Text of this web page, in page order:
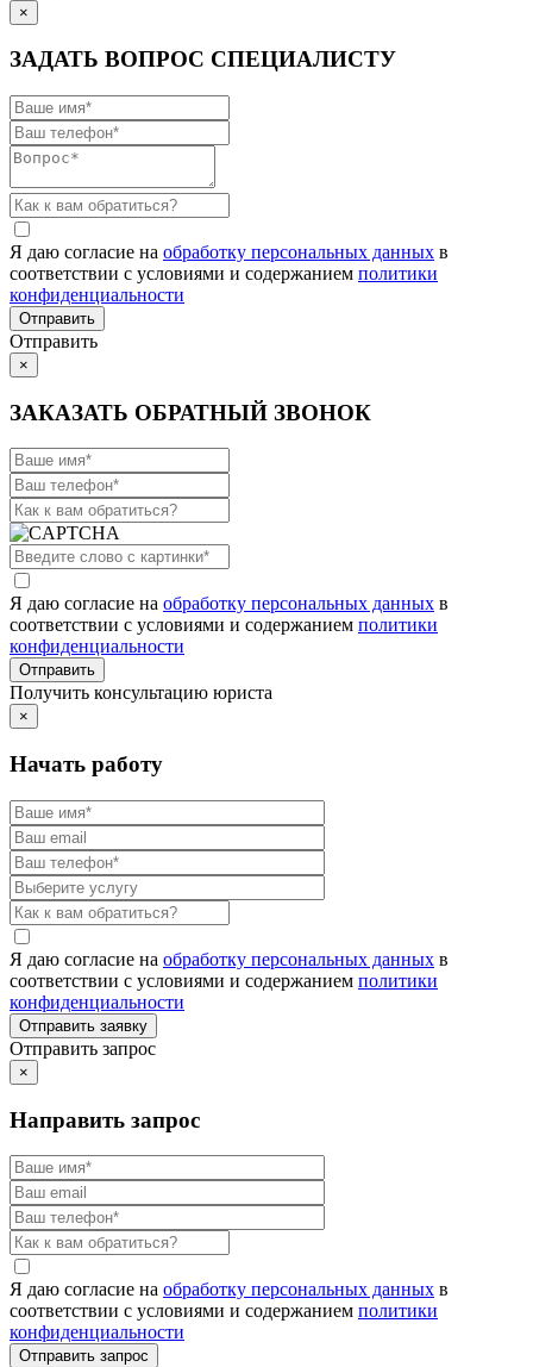
×
ЗАДАТЬ ВОПРОС СПЕЦИАЛИСТУ
Я даю согласие на обработку персональных данных в
соответствии с условиями и содержанием политики
конфиденциальности
Отправить
×
ЗАКАЗАТЬ ОБРАТНЫЙ ЗВОНОК
Я даю согласие на обработку персональных данных в
соответствии с условиями и содержанием политики
конфиденциальности
Получить консультацию юриста
×
Начать работу
Я даю согласие на обработку персональных данных в
соответствии с условиями и содержанием политики
конфиденциальности
Отправить запрос
×
Направить запрос
Я даю согласие на обработку персональных данных в
соответствии с условиями и содержанием политики
конфиденциальности